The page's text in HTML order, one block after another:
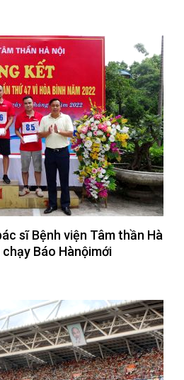
sĩ Bệnh viện Tâm thần Hà
Báo Hànộimới